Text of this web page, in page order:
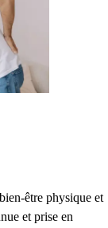
être physique et
et prise en